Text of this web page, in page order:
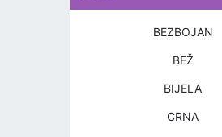
BEZBOJAN
BEŽ
BIJELA
CRNA